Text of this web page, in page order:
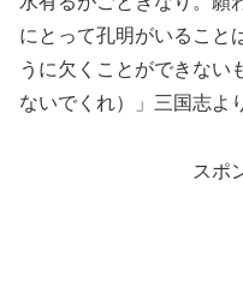
にとって孔明がいること
うに欠くことができない
ないでくれ）」三国志よ
スポ